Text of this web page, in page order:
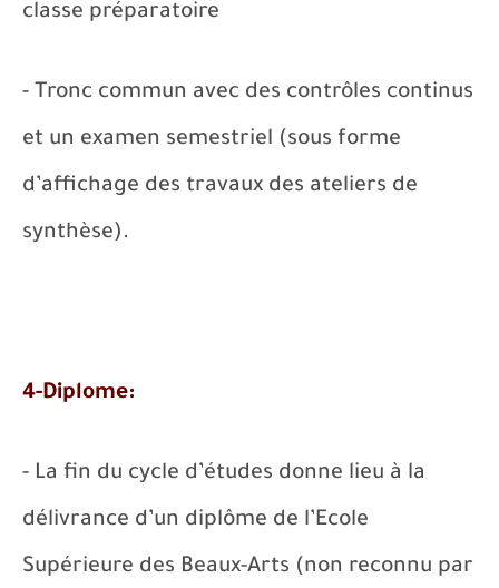
classe préparatoire
- Tronc commun avec des contrôles continus
et un examen semestriel (sous forme
d’affichage des travaux des ateliers de
synthèse).
4-Diplome:
- La fin du cycle d’études donne lieu à la
délivrance d’un diplôme de l’Ecole
Supérieure des Beaux-Arts (non reconnu par